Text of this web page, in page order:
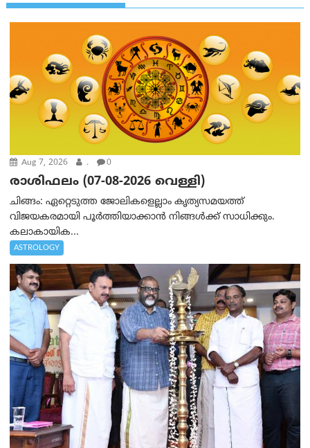
Aug 7, 2026 . 0
രാശിഫലം (07-08-2026 വെള്ളി)
ചിങ്ങം: ഏറ്റെടുത്ത ജോലികളെല്ലാം കൃത്യസമയത്ത്
വിജയകരമായി പൂര്‍ത്തിയാക്കാന്‍ നിങ്ങള്‍ക്ക് സാധിക്കും.
കലാകായിക...
ASTROLOGY